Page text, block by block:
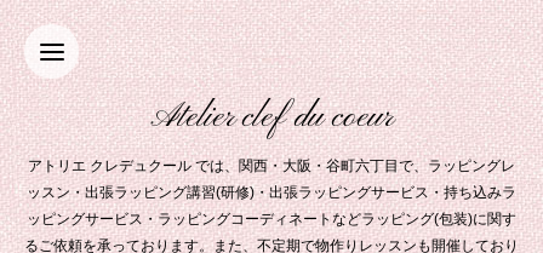
Atelier clef du coeur
アトリエ クレデュクール では、関西・大阪・谷町六丁目で、ラッピングレ
ッスン・出張ラッピング講習(研修)・出張ラッピングサービス・持ち込みラ
ッピングサービス・ラッピングコーディネートなどラッピング(包装)に関す
るご依頼を承っております。また、不定期で物作りレッスンも開催しており